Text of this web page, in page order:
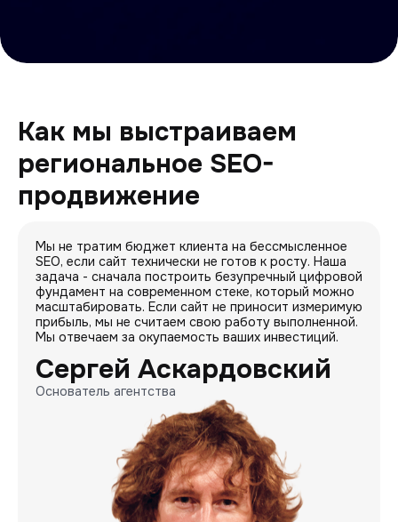
Как мы выстраиваем
региональное SEO-
продвижение
Мы не тратим бюджет клиента на бессмысленное
SEO, если сайт технически не готов к росту. Наша
задача - сначала построить безупречный цифровой
фундамент на современном стеке, который можно
масштабировать. Если сайт не приносит измеримую
прибыль, мы не считаем свою работу выполненной.
Мы отвечаем за окупаемость ваших инвестиций.
Сергей Аскардовский
Основатель агентства